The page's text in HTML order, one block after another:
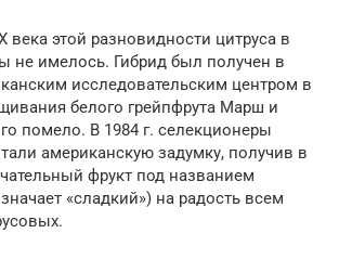
века этой разновидности цитруса в
не имелось. Гибрид был получен в
исследовательским центром в
белого грейпфрута Марш и
помело. В 1984 г. селекционеры
американскую задумку, получив в
фрукт под названием
«сладкий») на радость всем